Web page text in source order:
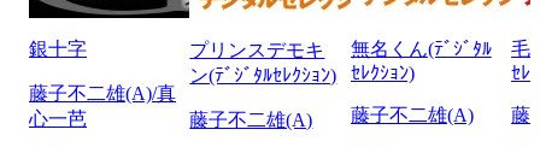
銀十字
藤子不二雄(A)/真
心一芭
プリンスデモキ
ン(ﾃﾞｼﾞﾀﾙｾﾚｸｼｮﾝ)
藤子不二雄(A)
無名くん(ﾃﾞｼﾞﾀﾙ
ｾﾚｸｼｮﾝ)
藤子不二雄(A)
毛
ｾﾚ
藤